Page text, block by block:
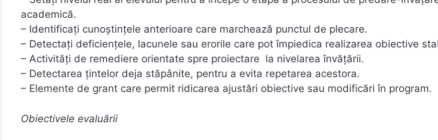
academică.
– Identificați cunoștințele anterioare care marchează punctul de plecare.
– Detectați deficiențele, lacunele sau erorile care pot împiedica realizarea obiective
– Activități de remediere orientate spre proiectare la nivelarea învățării.
– Detectarea țintelor deja stăpânite, pentru a evita repetarea acestora.
– Elemente de grant care permit ridicarea ajustări obiective sau modificări în program.
Obiectivele evaluării